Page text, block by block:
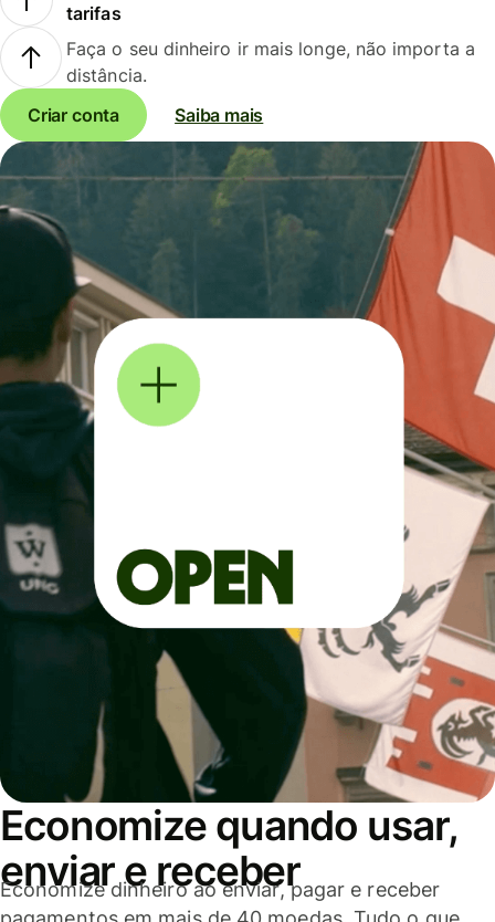
tarifas
Faça o seu dinheiro ir mais longe, não importa a
distância.
Criar conta
Saiba mais
Economize quando usar,
enviar e receber
Economize dinheiro ao enviar, pagar e receber